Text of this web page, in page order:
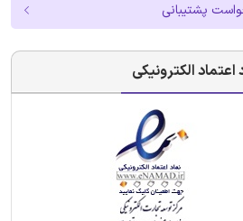
پشتیبانی
اعتماد الکترونیکی